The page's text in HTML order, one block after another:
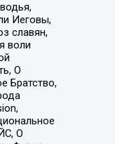
Иеговы,
славян,
воли
О
Братство,
О